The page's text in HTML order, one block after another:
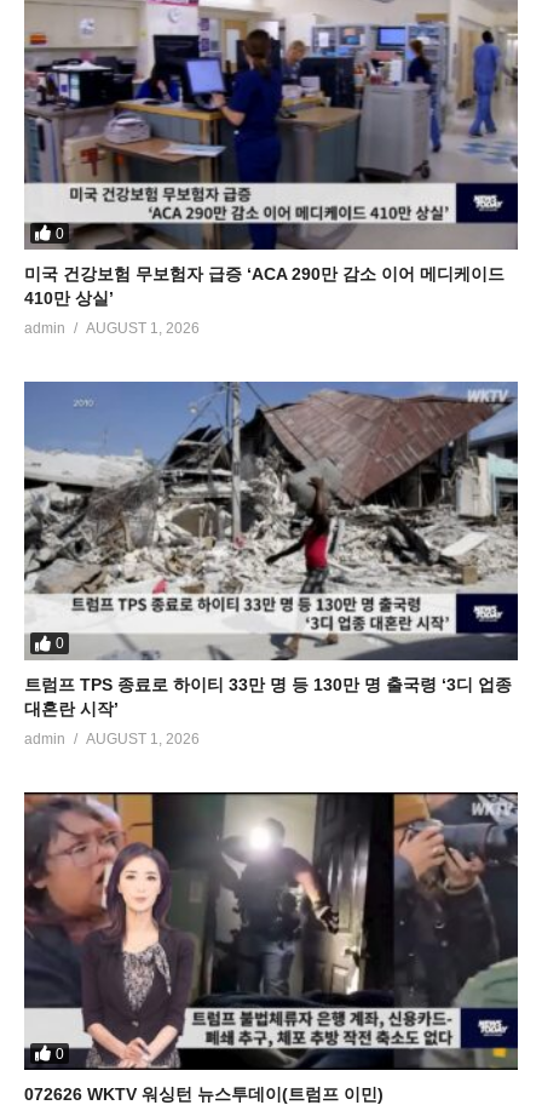
0
미국 건강보험 무보험자 급증 ‘ACA 290만 감소 이어 메디케이드
410만 상실’
admin AUGUST 1, 2026
0
트럼프 TPS 종료로 하이티 33만 명 등 130만 명 출국령 ‘3디 업종
대혼란 시작’
admin AUGUST 1, 2026
0
072626 WKTV 워싱턴 뉴스투데이(트럼프 이민)